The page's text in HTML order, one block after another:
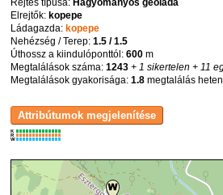
Rejtés típusa: Hagyományos geoláda
Elrejtők: kopepe
Ládagazda: kopepe
Nehézség / Terep:1.5 / 1.5
Úthossz a kiindulóponttól:600 m
Megtalálások száma:1243 + 1 sikertelen + 11
Megtalálások gyakorisága:1.8 megtalálás
K
R
W